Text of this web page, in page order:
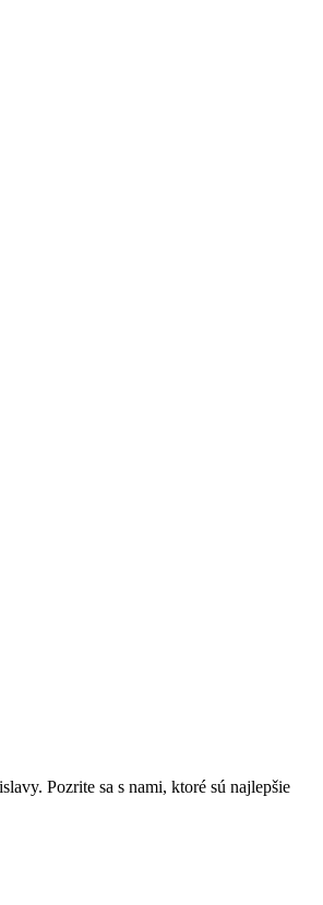
Pozrite sa s nami, ktoré sú najlepšie